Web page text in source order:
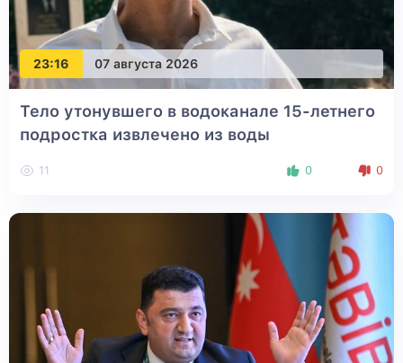
23:16 07 августа 2026
Тело утонувшего в водоканале 15-летнего
подростка извлечено из воды
11 0 0